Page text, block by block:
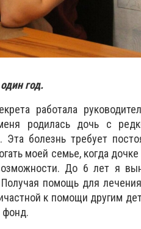
год.
работала
родилась дочь с
болезнь требует
моей семье, когда дочке
До 6 лет я
помощь для
к помощи другим
фонд.